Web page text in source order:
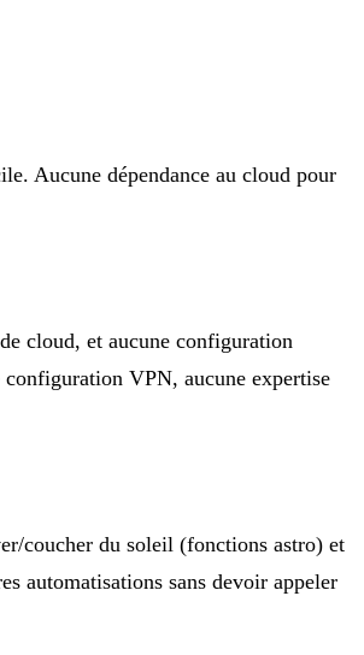
Aucune dépendance au cloud pour
cloud, et aucune configuration
VPN, aucune expertise
coucher du soleil (fonctions astro) et
automatisations sans devoir appeler